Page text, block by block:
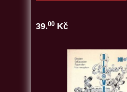
39.00 Kč